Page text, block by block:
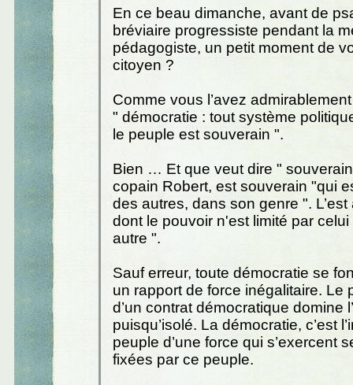
En ce beau dimanche, avant de
bréviaire progressiste pendant la
pédagogiste, un petit moment de
citoyen ?
Comme vous l’avez
" démocratie : tout système
le peuple est souverain ".
Bien … Et que veut dire "
copain Robert, est souverain "qui
des autres, dans son genre ".
dont le pouvoir n'est limité par
autre ".
Sauf erreur, toute démocratie se
un rapport de force inégalitaire. Le
d’un contrat démocratique domine
puisqu’isolé. La démocratie, c’est
peuple d’une force qui s’exercent
fixées par ce peuple.